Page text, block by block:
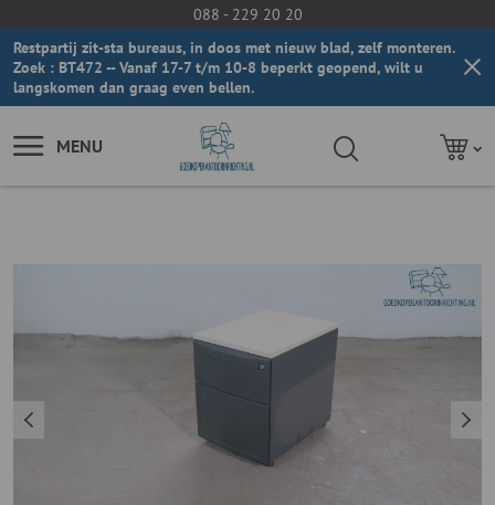
088 - 229 20 20
Restpartij zit-sta bureaus, in doos met nieuw blad, zelf monteren.
Zoek : BT472 -- Vanaf 17-7 t/m 10-8 beperkt geopend, wilt u
langskomen dan graag even bellen.
MENU